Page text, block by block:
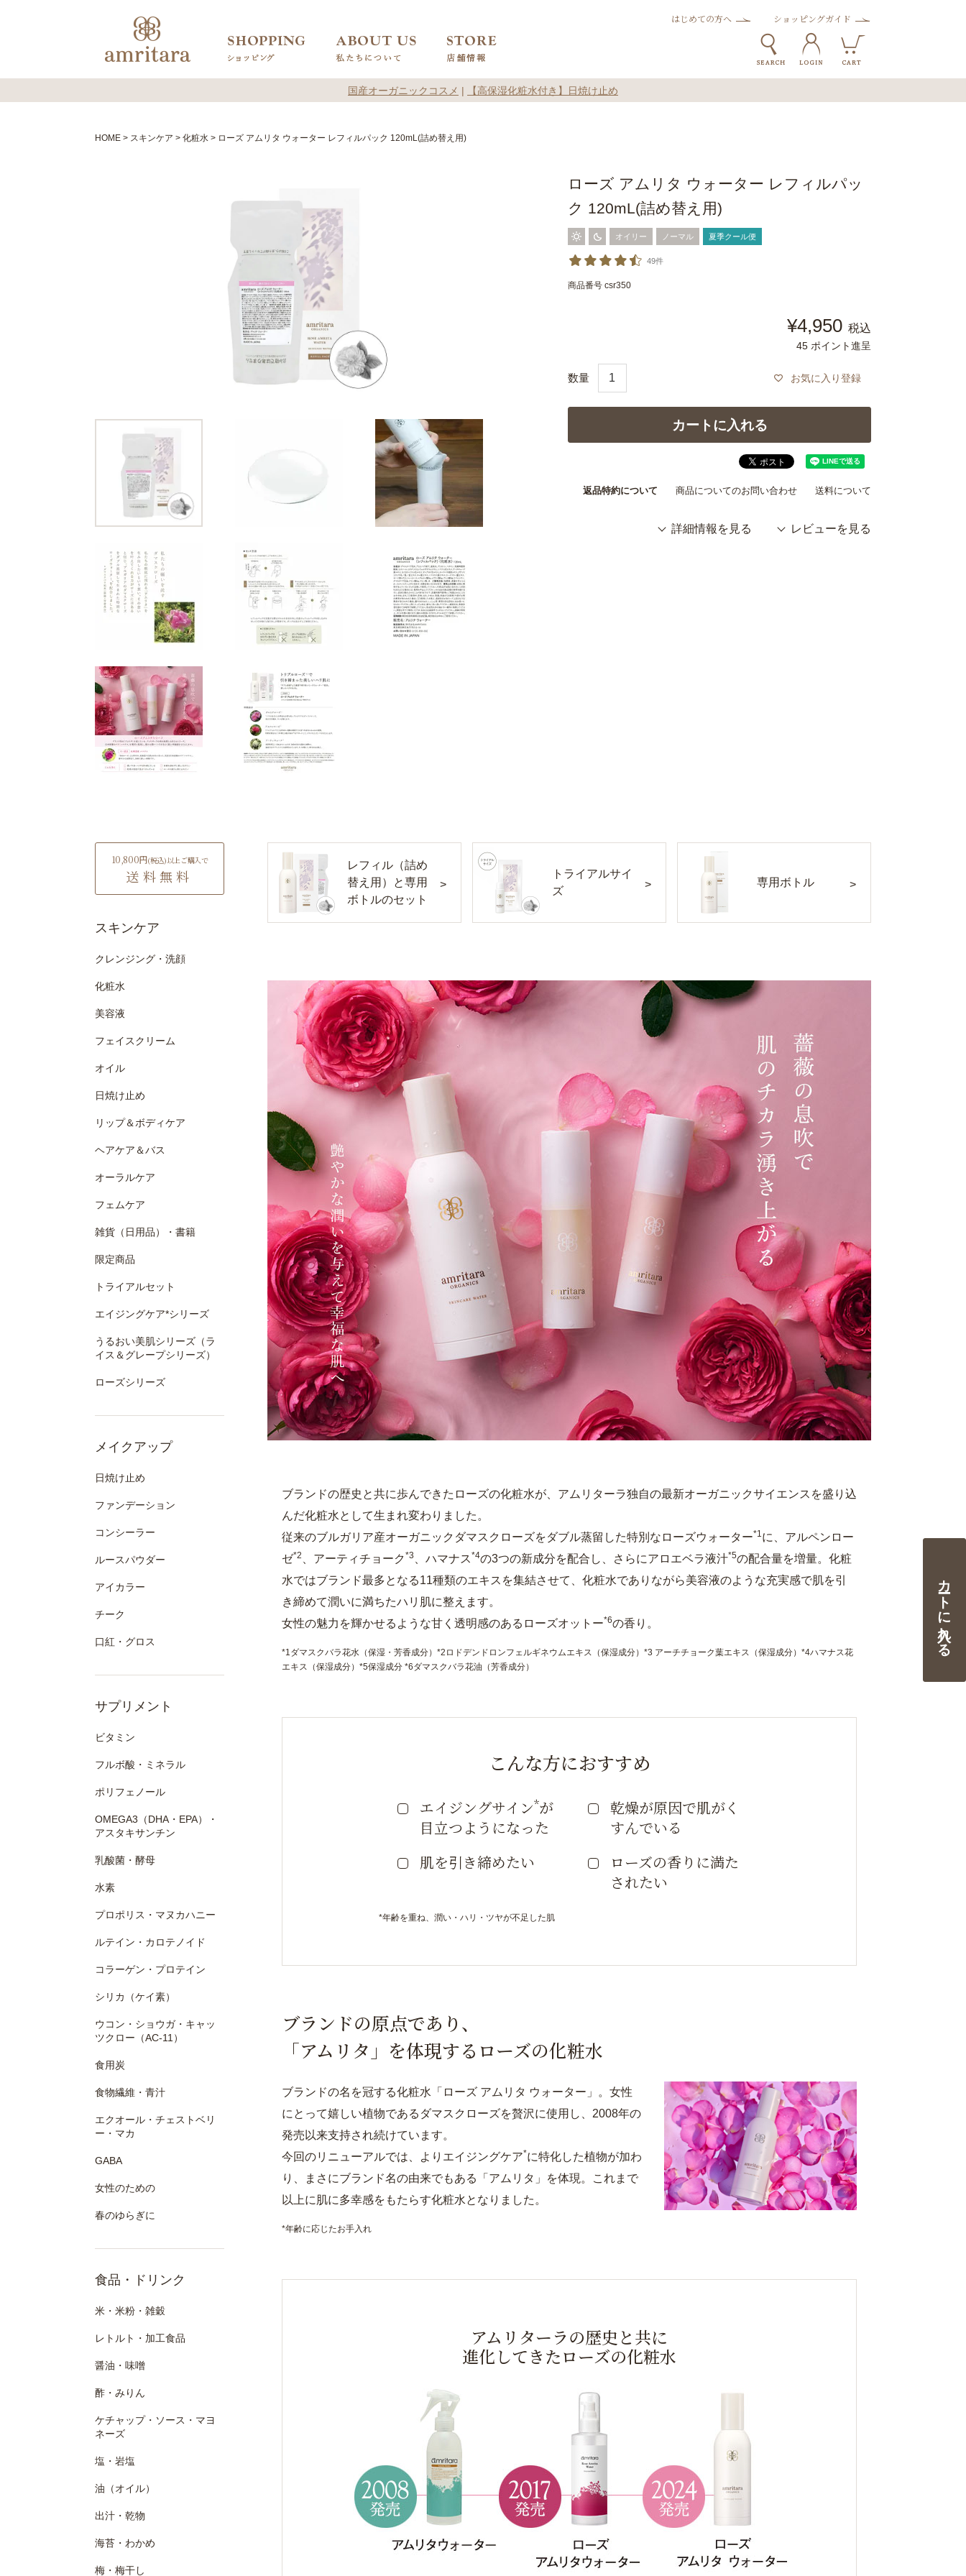
はじめての方へ ショッピングガイド
国産オーガニックコスメ | 【高保湿化粧水付き】日焼け止め
HOME スキンケア 化粧水 ローズ アムリタ ウォーター レフィルパック 120mL(詰め替え用)
ローズ アムリタ ウォーター レフィルパッ
ク 120mL(詰め替え用)
オイリー ノーマル 夏季クール便
49件
商品番号 csr350
¥4,950 税込
45 ポイント進呈
お気に入り登録
カートに入れる
返品特約について 商品についてのお問い合わせ 送料について
詳細情報を見る レビューを見る
10,800円(税込)以上ご購入で
送料無料
スキンケア
クレンジング・洗顔
化粧水
美容液
フェイスクリーム
オイル
日焼け止め
リップ＆ボディケア
ヘアケア＆バス
オーラルケア
フェムケア
雑貨（日用品）・書籍
限定商品
トライアルセット
エイジングケア*シリーズ
うるおい美肌シリーズ（ラ
イス＆グレープシリーズ）
ローズシリーズ
メイクアップ
日焼け止め
ファンデーション
コンシーラー
ルースパウダー
アイカラー
チーク
口紅・グロス
サプリメント
ビタミン
フルボ酸・ミネラル
ポリフェノール
OMEGA3（DHA・EPA）・
アスタキサンチン
乳酸菌・酵母
水素
プロポリス・マヌカハニー
ルテイン・カロテノイド
コラーゲン・プロテイン
シリカ（ケイ素）
ウコン・ショウガ・キャッ
ツクロー（AC-11）
食用炭
食物繊維・青汁
エクオール・チェストベリ
ー・マカ
GABA
女性のための
春のゆらぎに
食品・ドリンク
米・米粉・雑穀
レトルト・加工食品
醤油・味噌
酢・みりん
ケチャップ・ソース・マヨ
ネーズ
塩・岩塩
油（オイル）
出汁・乾物
海苔・わかめ
梅・梅干し
レフィル（詰め
替え用）と専用
ボトルのセット
トライアルサイ
ズ
専用ボトル
ブランドの歴史と共に歩んできたローズの化粧水が、アムリターラ独自の最新オーガニックサイエンスを盛り込
んだ化粧水として生まれ変わりました。
従来のブルガリア産オーガニックダマスクローズをダブル蒸留した特別なローズウォーター*1に、アルペンロー
ゼ*2 、アーティチョーク *3 、ハマナス*4の3つの新成分を配合し、さらにアロエベラ液汁*5の配合量を増量。化粧
水ではブランド最多となる11種類のエキスを集結させて、化粧水でありながら美容液のような充実感で肌を引
き締めて潤いに満ちたハリ肌に整えます。
女性の魅力を輝かせるような甘く透明感のあるローズオットー*6の香り。
*1ダマスクバラ花水（保湿・芳香成分）*2ロドデンドロンフェルギネウムエキス（保湿成分）*3 アーチチョーク葉エキス（保湿成分）*4ハマナス花
エキス（保湿成分）*5保湿成分 *6ダマスクバラ花油（芳香成分）
こんな方におすすめ
エイジングサイン*が
目立つようになった
乾燥が原因で肌がく
すんでいる
肌を引き締めたい
ローズの香りに満た
されたい
*年齢を重ね、潤い・ハリ・ツヤが不足した肌
ブランドの原点であり、
「アムリタ」を体現するローズの化粧水
ブランドの名を冠する化粧水「ローズ アムリタ ウォーター」。女性
にとって嬉しい植物であるダマスクローズを贅沢に使用し、2008年の
発売以来支持され続けています。
今回のリニューアルでは、よりエイジングケア*に特化した植物が加わ
り、まさにブランド名の由来でもある「アムリタ」を体現。これまで
以上に肌に多幸感をもたらす化粧水となりました。
*年齢に応じたお手入れ
アムリターラの歴史と共に
進化してきたローズの化粧水
カートに入れる